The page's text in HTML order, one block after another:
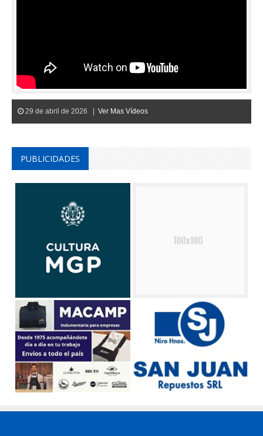
29 de abril de 2026 | Ver Mas Vídeos
PUBLICIDADES